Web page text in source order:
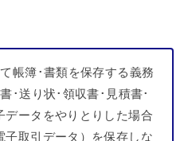
帳簿･書類を保存する義務
･送り状･領収書･見積書･
データをやりとりした場合
子取引データ）を保存しな